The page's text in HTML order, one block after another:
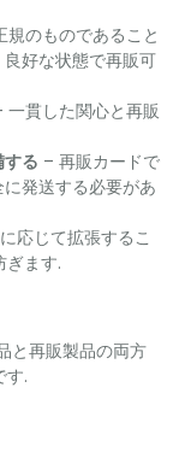
規のものであること
好な状態で再販可
一貫した関心と再販
る – 再販カードで
発送する必要があ
応じて拡張するこ
ぎます.
と再販製品の両方
す.